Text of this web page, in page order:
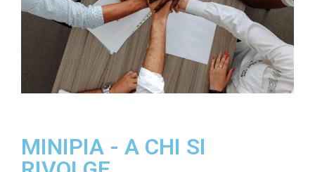
MINIPIA - A CHI SI